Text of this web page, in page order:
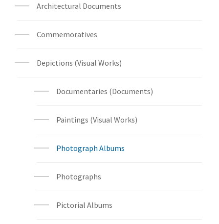
Architectural Documents
Commemoratives
Depictions (Visual Works)
Documentaries (Documents)
Paintings (Visual Works)
Photograph Albums
Photographs
Pictorial Albums